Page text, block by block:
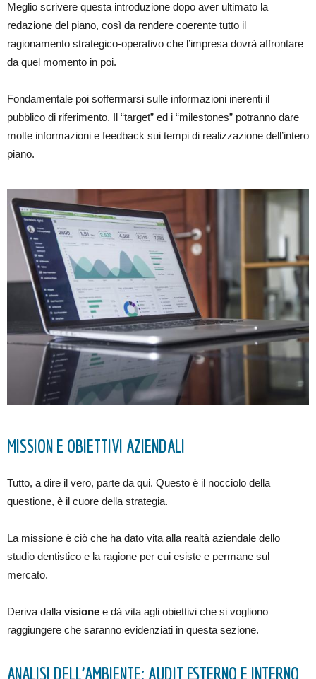
Meglio scrivere questa introduzione dopo aver ultimato la
redazione del piano, così da rendere coerente tutto il
ragionamento strategico-operativo che l’impresa dovrà affrontare
da quel momento in poi.
Fondamentale poi soffermarsi sulle informazioni inerenti il
pubblico di riferimento. Il “target” ed i “milestones” potranno dare
molte informazioni e feedback sui tempi di realizzazione dell’intero
piano.
MISSION E OBIETTIVI AZIENDALI
Tutto, a dire il vero, parte da qui. Questo è il nocciolo della
questione, è il cuore della strategia.
La missione è ciò che ha dato vita alla realtà aziendale dello
studio dentistico e la ragione per cui esiste e permane sul
mercato.
Deriva dalla visione e dà vita agli obiettivi che si vogliono
raggiungere che saranno evidenziati in questa sezione.
ANALISI DELL’AMBIENTE: AUDIT ESTERNO E INTERNO